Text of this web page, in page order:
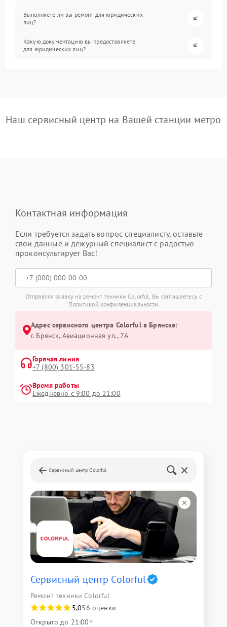
Выполняете ли вы ремонт для юридических
лиц?
Какую документацию вы предоставляете
для юридических лиц?
Наш сервисный центр на Вашей станции метро
Контактная информация
Если требуется задать вопрос специалисту, оставьте
свои данные и дежурный специалист с радостью
проконсультирует Вас!
Отправляя заявку на ремонт техники Colorful, Вы соглашаетесь с
Политикой конфиденциальности
Адрес сервисного центра Colorful в Брянске:
г. Брянск, Авиационная ул., 7А
Горячая линия
+7 (800) 301-55-83
Время работы
Ежедневно с 9:00 до 21:00
Сервисный центр Colorful
Сервисный центр Colorful
Ремонт техники Colorful
5,056 оценки
Открыто до 21:00